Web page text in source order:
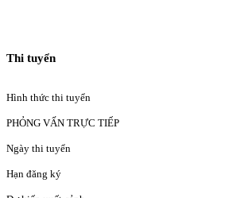
Thi tuyển
Hình thức thi tuyển
PHỎNG VẤN TRỰC TIẾP
Ngày thi tuyển
Hạn đăng ký